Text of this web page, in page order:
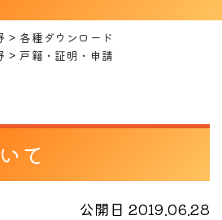
各種ダウンロード
戸籍・証明・申請
て
公開日 2019.06.28